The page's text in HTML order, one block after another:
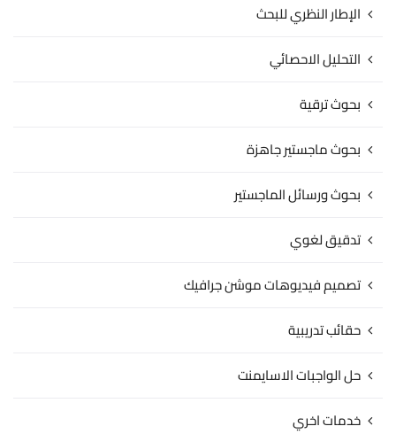
الإطار النظري للبحث
التحليل الاحصائي
بحوث ترقية
بحوث ماجستير جاهزة
بحوث ورسائل الماجستير
تدقيق لغوي
تصميم فيديوهات موشن جرافيك
حقائب تدريبية
حل الواجبات الاسايمنت
خدمات اخري